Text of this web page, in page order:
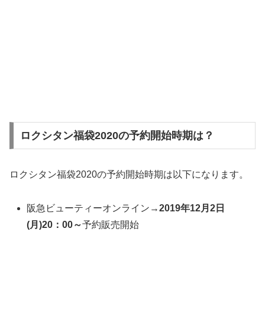
ロクシタン福袋2020の予約開始時期は？
ロクシタン福袋2020の予約開始時期は以下になります。
阪急ビューティーオンライン→2019年12月2日
(月)20：00～予約販売開始